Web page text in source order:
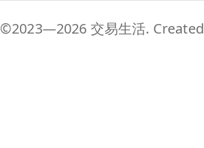
©2023—2026 交易生活.